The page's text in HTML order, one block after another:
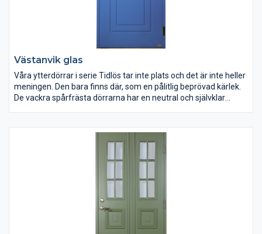
Västanvik glas
Våra ytterdörrar i serie Tidlös tar inte plats och det är inte heller
meningen. Den bara finns där, som en pålitlig beprövad kärlek.
De vackra spårfrästa dörrarna har en neutral och självklar